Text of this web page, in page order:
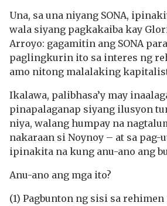
Una, sa una niyang SONA,
wala siyang pagkakaiba kay
Arroyo: gagamitin ang SONA
paglingkurin ito sa interes ng
amo nitong malalaking
Ikalawa, palibhasa’y may
pinapalaganap siyang ilusyon
niya, walang humpay na
nakaraan si Noynoy – at sa pag-
ipinakita na kung anu-ano ang
Anu-ano ang mga ito?
(1) Pagbunton ng sisi sa